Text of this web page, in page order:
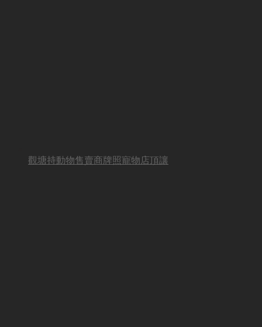
觀塘持動物售賣商牌照寵物店頂讓